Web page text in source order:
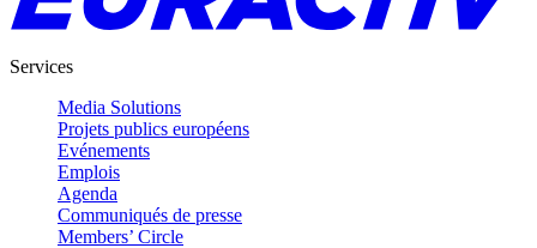
Services
Media Solutions
Projets publics européens
Evénements
Emplois
Agenda
Communiqués de presse
Members’ Circle